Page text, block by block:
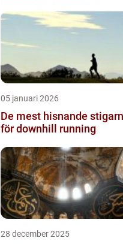
05 januari 2026
De mest hisnande
för downhill running
28 december 2025